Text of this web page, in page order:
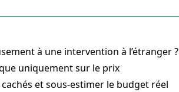
à une intervention à l’étranger ?
uniquement sur le prix
et sous-estimer le budget réel